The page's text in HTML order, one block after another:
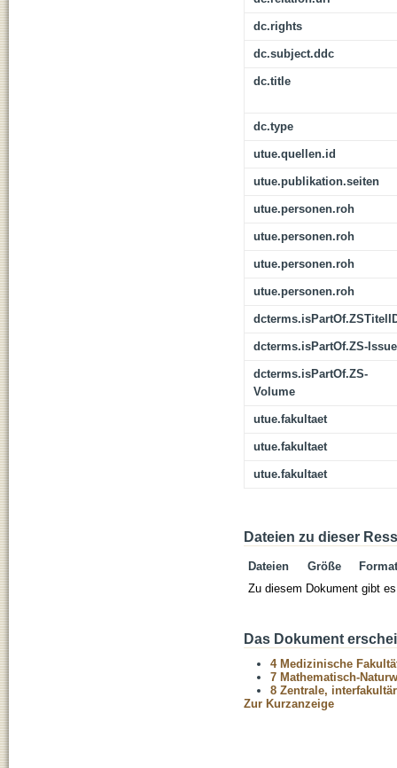
dc.rights
dc.subject.ddc
dc.title
dc.type
utue.quellen.id
utue.publikation.seiten
utue.personen.roh
utue.personen.roh
utue.personen.roh
utue.personen.roh
dcterms.isPartOf.ZS-Issue
dcterms.isPartOf.ZS-
Volume
utue.fakultaet
utue.fakultaet
utue.fakultaet
Dateien zu dieser
Dateien Größe
Format
Zu diesem Dokument gibt
Das Dokument
4 Medizinische
7 Mathematisch-
8 Zentrale,
Zur Kurzanzeige